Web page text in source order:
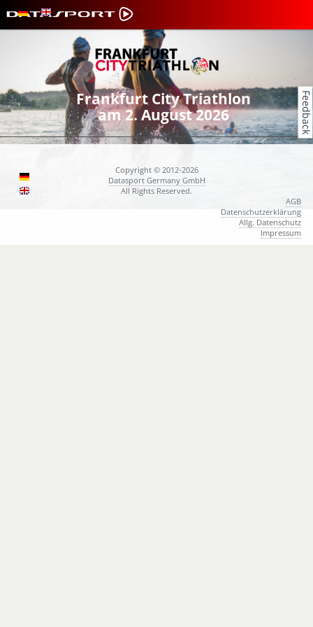
Frankfurt City Triathlon
am 2. August 2026
Copyright © 2012-2026
Datasport Germany GmbH
All Rights Reserved.
AGB
Datenschutzerklärung
Allg. Datenschutz
Impressum
Feedback